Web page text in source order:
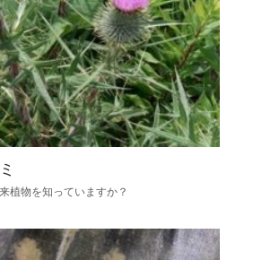
植物を知っていますか？